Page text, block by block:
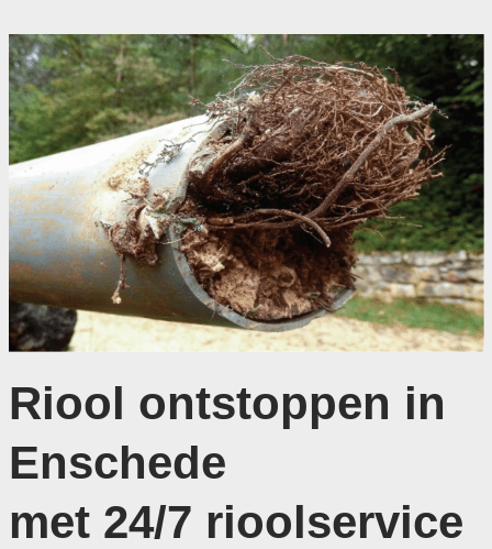
Riool ontstoppen in
Enschede
met 24/7 rioolservice